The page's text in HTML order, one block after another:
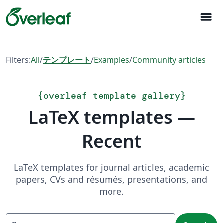
menu
Filters:All/テンプレート/Examples/Community articles
{overleaf template gallery}
LaTeX templates —
Recent
LaTeX templates for journal articles, academic
papers, CVs and résumés, presentations, and
more.